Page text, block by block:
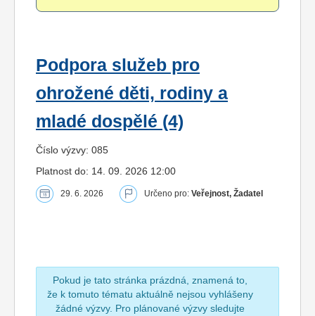
Podpora služeb pro
ohrožené děti, rodiny a
mladé dospělé (4)
Číslo výzvy: 085
Platnost do: 14. 09. 2026 12:00
29. 6. 2026 Určeno pro: Veřejnost, Žadatel
Pokud je tato stránka prázdná, znamená to,
že k tomuto tématu aktuálně nejsou vyhlášeny
žádné výzvy. Pro plánované výzvy sledujte